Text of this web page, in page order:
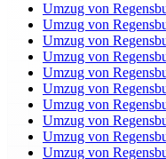
Umzug von
Umzug von
Umzug von
Umzug von
Umzug von
Umzug von
Umzug von
Umzug von
Umzug von
Umzug von